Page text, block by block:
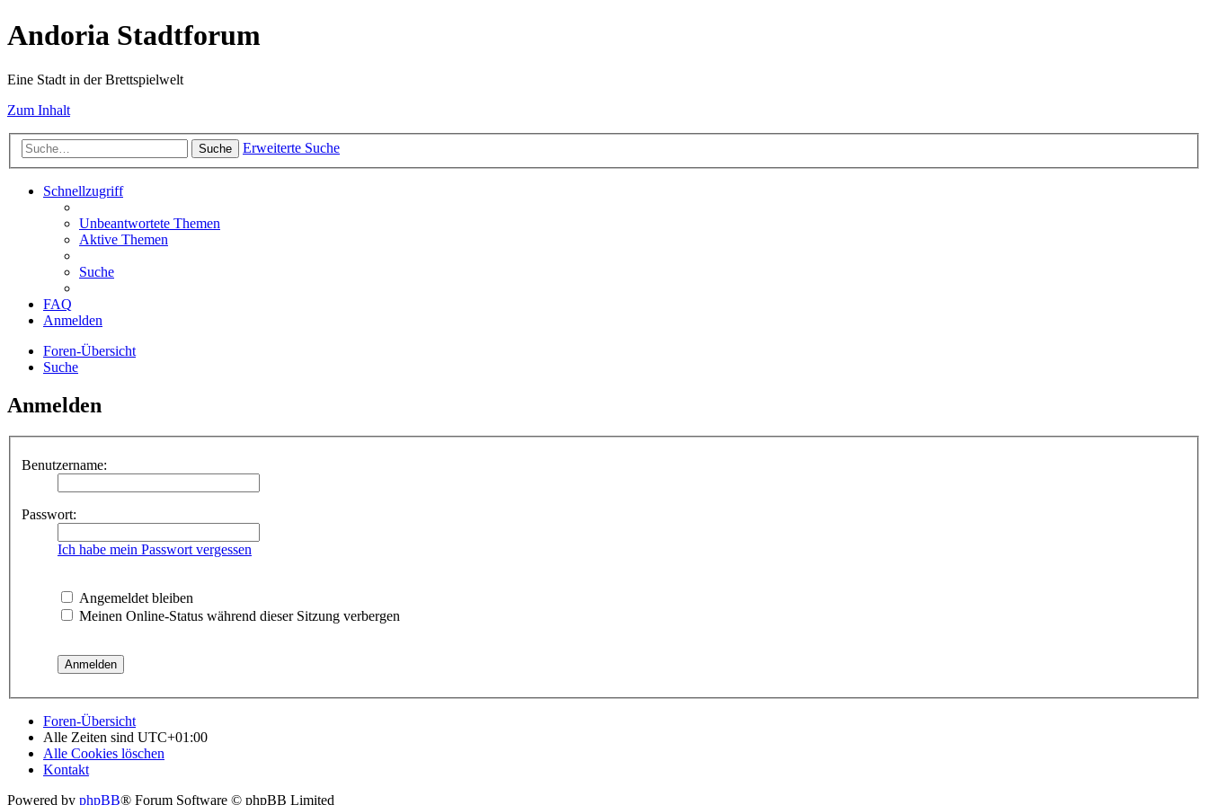
Andoria Stadtforum
Eine Stadt in der Brettspielwelt
Zum Inhalt
Suche Erweiterte Suche
Schnellzugriff
Unbeantwortete Themen
Aktive Themen
Suche
FAQ
Anmelden
Foren-Übersicht
Suche
Anmelden
Benutzername:
Passwort:
Ich habe mein Passwort vergessen
Angemeldet bleiben
Meinen Online-Status während dieser Sitzung verbergen
Foren-Übersicht
Alle Zeiten sind UTC+01:00
Alle Cookies löschen
Kontakt
Powered by phpBB® Forum Software © phpBB Limited